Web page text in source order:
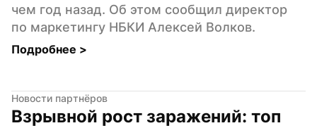
чем год назад. Об этом сообщил директор
по маркетингу НБКИ Алексей Волков.
Подробнее >
Новости партнёров
Взрывной рост заражений: топ